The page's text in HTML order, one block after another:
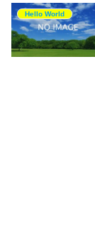
Hello World